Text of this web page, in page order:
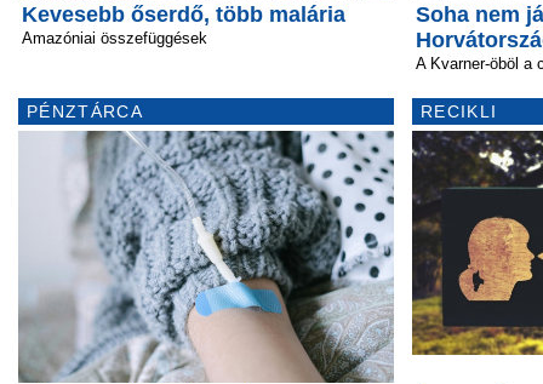
Kevesebb őserdő, több malária
Amazóniai összefüggések
PÉNZTÁRCA
Soha nem
A Kvarner-öböl a
RECIKLI